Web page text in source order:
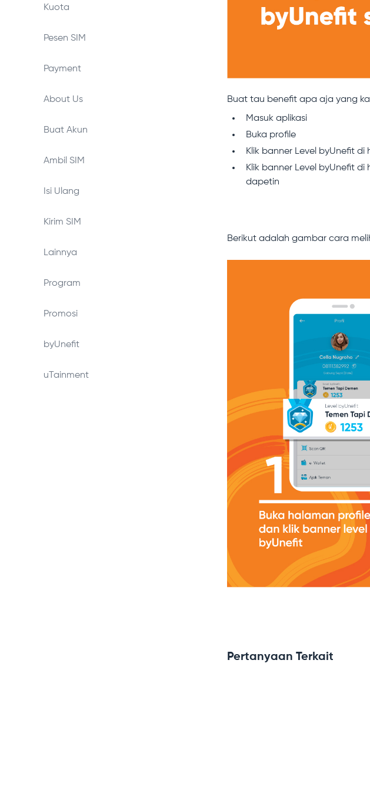
Kuota
Pesen SIM
Payment
About Us
Buat Akun
Ambil SIM
Isi Ulang
Kirim SIM
Lainnya
Program
Promosi
byUnefit
uTainment
Buat tau benefit apa aja yang
Masuk aplikasi
Buka profile
Klik banner Level byUnefit di
Klik banner Level byUnefit
dapetin
Berikut adalah gambar cara
Pertanyaan Terkait